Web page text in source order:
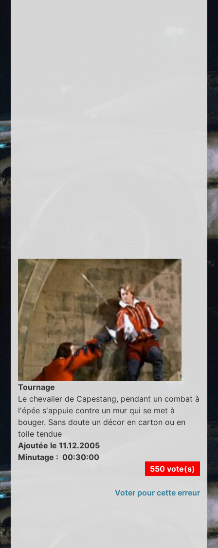
Tournage
Le chevalier de Capestang, pendant un combat à
l'épée s'appuie contre un mur qui se met à
bouger. Sans doute un décor en carton ou en
toile tendue
Ajoutée le 11.12.2005
Minutage : 00:30:00
550 vote(s)
Voter pour cette erreur